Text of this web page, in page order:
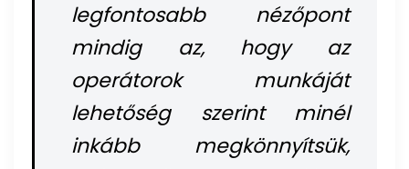
legfontosabb nézőpont
mindig az, hogy az
operátorok munkáját
lehetőség szerint minél
inkább megkönnyítsük,